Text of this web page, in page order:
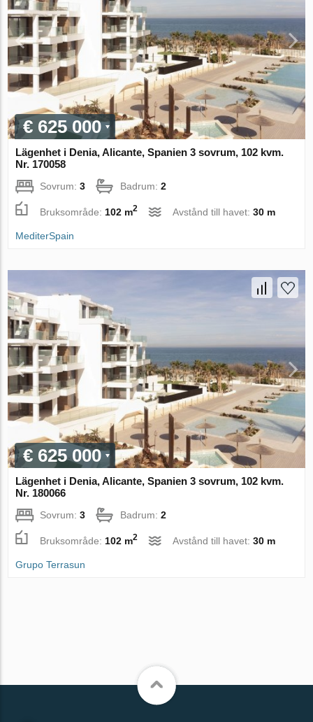
€ 625 000
Lägenhet i Denia, Alicante, Spanien 3 sovrum, 102 kvm.
Nr. 170058
Sovrum:3 Badrum:2
Bruksområde: 102 m2 Avstånd till havet:30 m
MediterSpain
€ 625 000
Lägenhet i Denia, Alicante, Spanien 3 sovrum, 102 kvm.
Nr. 180066
Sovrum:3 Badrum:2
Bruksområde: 102 m2 Avstånd till havet:30 m
Grupo Terrasun